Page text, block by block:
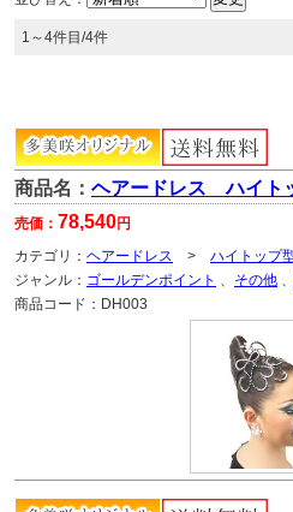
1～4件目/4件
商品名： ヘアードレス ハイ
売価： 78,540円
カテゴリ： ヘアードレス > ハイトップ
ジャンル： ゴールデンポイント 、 その他 、
商品コード： DH003